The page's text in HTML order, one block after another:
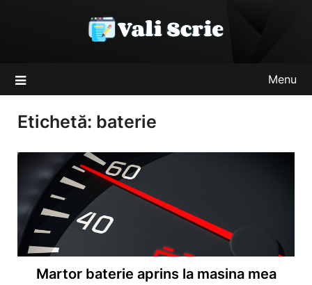
Menu
Etichetă: baterie
Martor baterie aprins la masina mea